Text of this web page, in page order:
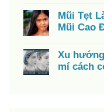
Mũi Tẹt
Mũi Cao
Xu
mí cách